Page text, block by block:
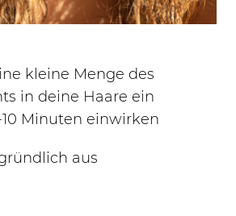
kleine Menge des
in deine Haare ein
10 Minuten einwirken
aus